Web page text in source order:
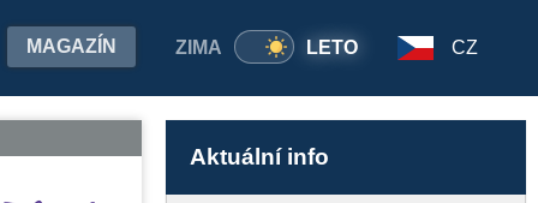
ZIMA LETO
MAGAZÍN CZ
Aktuální info